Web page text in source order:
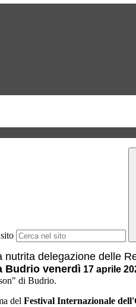
nutrita delegazione delle
Budrio venerdì 17 aprile
" di Budrio.
del Festival Internazionale